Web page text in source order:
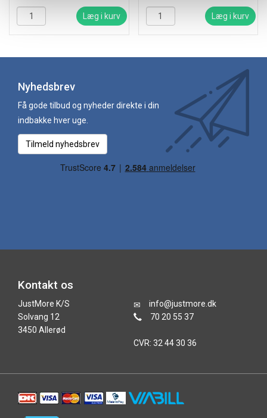
Læg i kurv Læg i kurv
Nyhedsbrev
Få gode tilbud og nyheder direkte i din
indbakke hver uge.
Tilmeld nyhedsbrev
Kontakt os
JustMore K/S
Solvang 12
3450 Allerød
info@justmore.dk
70 20 55 37
CVR: 32 44 30 36